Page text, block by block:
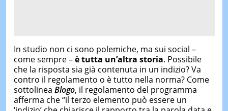
In studio non ci sono polemiche, ma sui social –
come sempre –è tutta un’altra storia. Possibile
che la risposta sia già contenuta in un indizio? Va
contro il regolamento o è tutto nella norma? Come
sottolinea Blogo, il regolamento del programma
afferma che “il terzo elemento può essere un